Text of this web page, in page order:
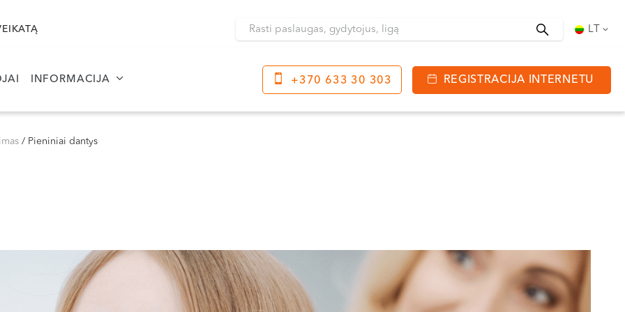
Klaipėda
Darbo laikas:
I-V 08:00 - 20:00
VI 09:00 - 15:00
Kretinga
LT
INFORMACIJA +370 633 30 303 REGISTRACIJA INTERNETU
/ Pieniniai dantys